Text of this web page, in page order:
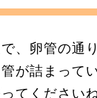
、卵管の通
が詰まって
てくださいね